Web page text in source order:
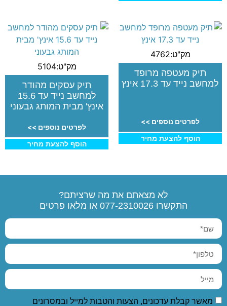
מק"ט:4762
תיק מעטפה מרופד
למחשב נייד עד 17.3 אינץ
לפרטים נוספים >>
הוסף להצעת מחיר
מק"ט:5104
תיק עסקים מהודר
למחשב נייד עד 15.6
אינץ' מבית המותג גבעוני
לפרטים נוספים >>
הוסף להצעת מחיר
לא מצאתם את מה שרציתם?
התקשרו 077-2310026 או מלאו פרטים
מאשר קבלת עדכונים, הצעות והטבות למייל ובמסרונים